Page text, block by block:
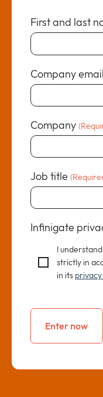
First and last
Company email
Company
Job title
Infinigate
I
strictly in
in its